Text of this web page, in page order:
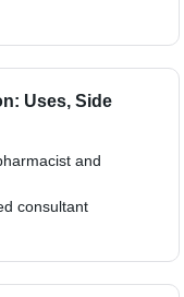
Uses, Side
and
consultant